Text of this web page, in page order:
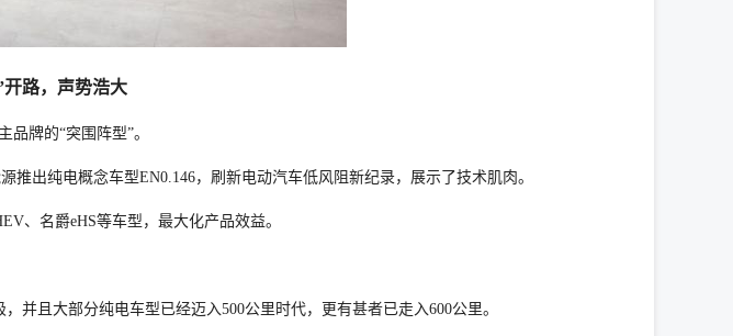
开路，声势浩大
牌的“突围阵型”。
出纯电概念车型EN0.146，刷新电动汽车低风阻新纪录，展示了技术肌肉。
、名爵eHS等车型，最大化产品效益。
且大部分纯电车型已经迈入500公里时代，更有甚者已走入600公里。